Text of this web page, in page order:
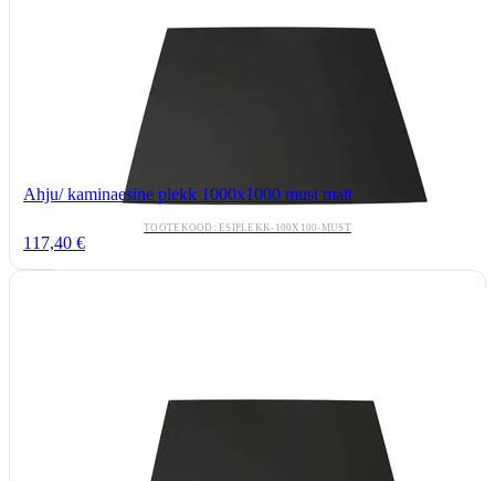
Ahju/ kaminaesine plekk 1000x1000 must matt
TOOTEKOOD: ESIPLEKK-100X100-MUST
117,40 €